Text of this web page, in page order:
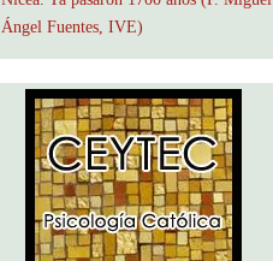
Ángel Fuentes, IVE)